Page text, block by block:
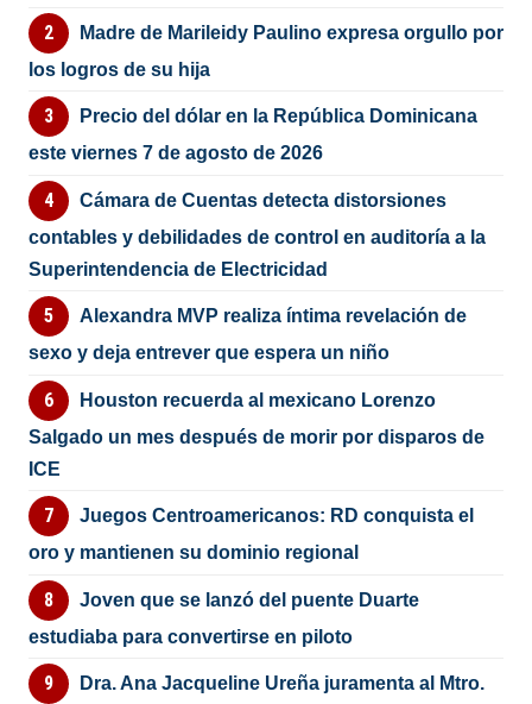
Madre de Marileidy Paulino expresa orgullo por
los logros de su hija
Precio del dólar en la República Dominicana
este viernes 7 de agosto de 2026
Cámara de Cuentas detecta distorsiones
contables y debilidades de control en auditoría a la
Superintendencia de Electricidad
Alexandra MVP realiza íntima revelación de
sexo y deja entrever que espera un niño
Houston recuerda al mexicano Lorenzo
Salgado un mes después de morir por disparos de
ICE
Juegos Centroamericanos: RD conquista el
oro y mantienen su dominio regional
Joven que se lanzó del puente Duarte
estudiaba para convertirse en piloto
Dra. Ana Jacqueline Ureña juramenta al Mtro.